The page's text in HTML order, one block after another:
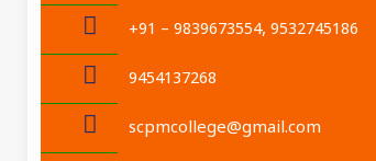
+91 – 9839673554, 9532745186
9454137268
scpmcollege@gmail.com